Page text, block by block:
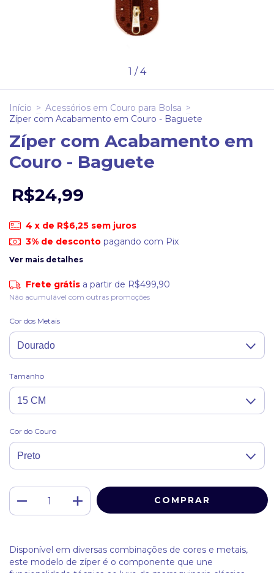
1 /4
Início > Acessórios em Couro para Bolsa >
Zíper com Acabamento em Couro - Baguete
Zíper com Acabamento em
Couro - Baguete
R$24,99
4 x de R$6,25 sem juros
3% de descontopagando com Pix
Ver mais detalhes
Frete grátis a partir de R$499,90
Não acumulável com outras promoções
Cor dos Metais
Tamanho
Cor do Couro
Disponível em diversas combinações de cores e metais,
este modelo de zíper é o componente que une